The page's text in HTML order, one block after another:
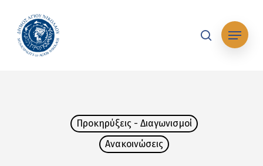
main
content
searchΜενού
Προκηρύξεις - Διαγωνισμοί
Ανακοινώσεις